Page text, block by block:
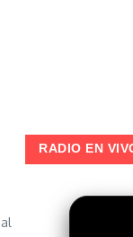
RADIO EN